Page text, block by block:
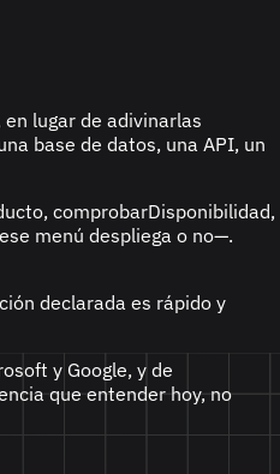
lugar de adivinarlas
base de datos, una API, un
, comprobarDisponibilidad,
menú despliega o no—.
declarada es rápido y
y Google, y de
que entender hoy, no